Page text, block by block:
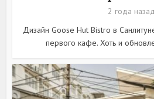
2 года назад
Дизайн Goose Hut Bistro в
первого кафе. Хоть и